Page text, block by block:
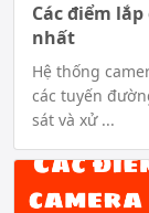
Các điểm
nhất
Hệ thống
các tuyến
sát và xử ...